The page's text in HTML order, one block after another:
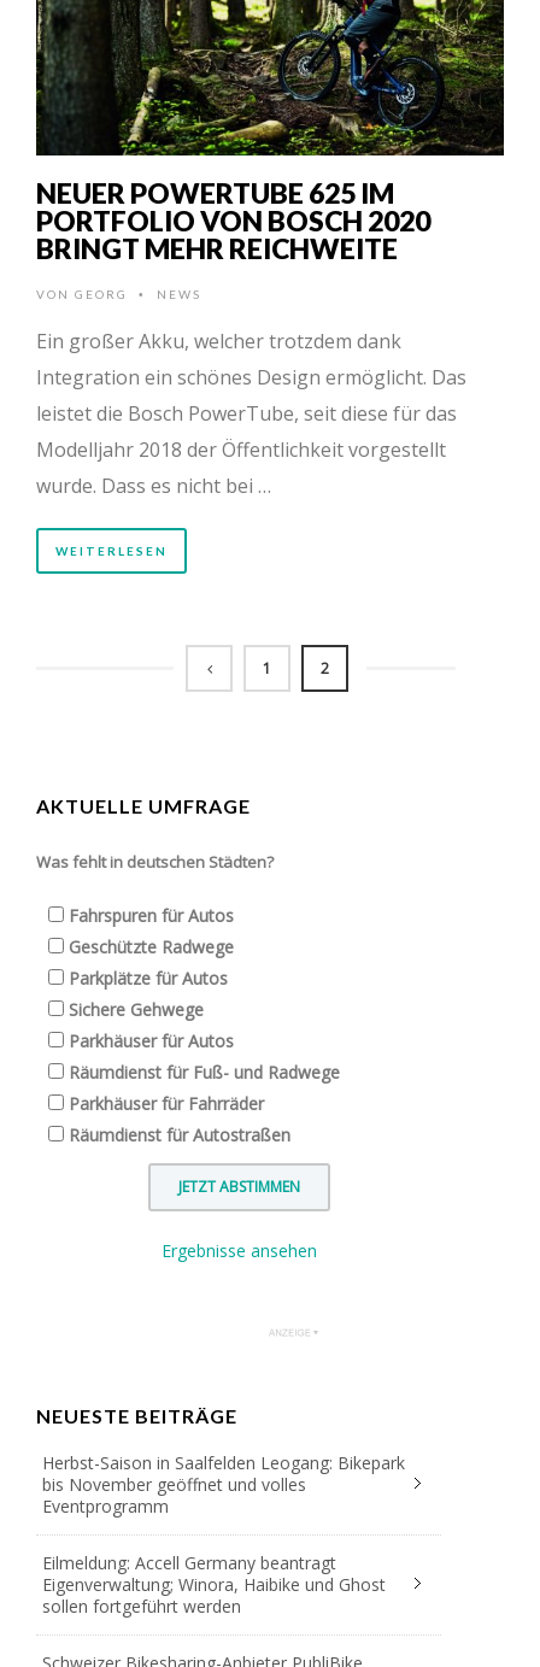
NEUER POWERTUBE 625 IM
PORTFOLIO VON BOSCH 2020
BRINGT MEHR REICHWEITE
VON GEORG • NEWS
Ein großer Akku, welcher trotzdem dank
Integration ein schönes Design ermöglicht. Das
leistet die Bosch PowerTube, seit diese für das
Modelljahr 2018 der Öffentlichkeit vorgestellt
wurde. Dass es nicht bei …
WEITERLESEN
1 2
AKTUELLE UMFRAGE
Was fehlt in deutschen Städten?
Fahrspuren für Autos
Geschützte Radwege
Parkplätze für Autos
Sichere Gehwege
Parkhäuser für Autos
Räumdienst für Fuß- und Radwege
Parkhäuser für Fahrräder
Räumdienst für Autostraßen
Ergebnisse ansehen
NEUESTE BEITRÄGE
Herbst-Saison in Saalfelden Leogang: Bikepark
bis November geöffnet und volles
Eventprogramm
Eilmeldung: Accell Germany beantragt
Eigenverwaltung; Winora, Haibike und Ghost
sollen fortgeführt werden